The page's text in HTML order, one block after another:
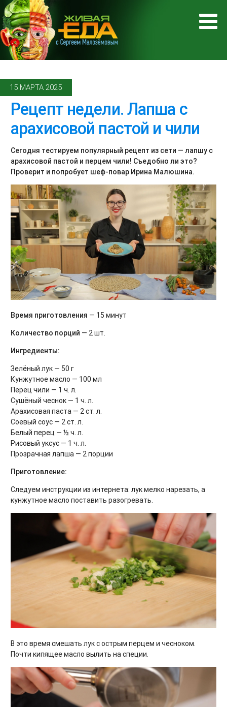
15 МАРТА 2025
Рецепт недели. Лапша с
арахисовой пастой и чили
Сегодня тестируем популярный рецепт из сети — лапшу с
арахисовой пастой и перцем чили! Съедобно ли это?
Проверит и попробует шеф-повар Ирина Малюшина.
Время приготовления — 15 минут
Количество порций — 2 шт.
Ингредиенты:
Зелёный лук — 50 г
Кунжутное масло — 100 мл
Перец чили — 1 ч. л.
Сушёный чеснок — 1 ч. л.
Арахисовая паста — 2 ст. л.
Соевый соус — 2 ст. л.
Белый перец — ½ ч. л.
Рисовый уксус — 1 ч. л.
Прозрачная лапша — 2 порции
Приготовление:
Следуем инструкции из интернета: лук мелко нарезать, а
кунжутное масло поставить разогревать.
В это время смешать лук с острым перцем и чесноком.
Почти кипящее масло вылить на специи.